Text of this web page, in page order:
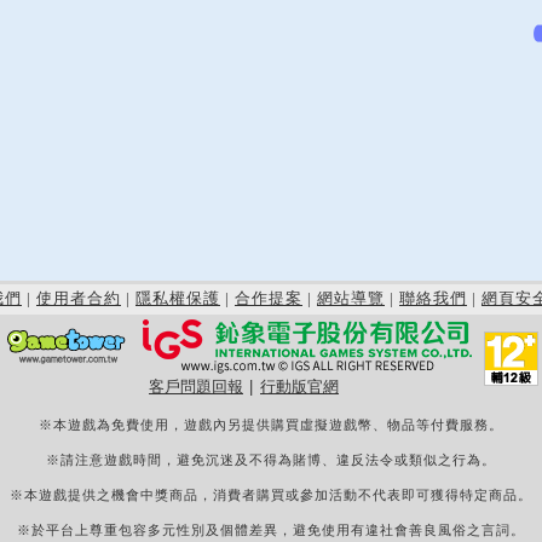
們 | 使用者合約 | 隱私權保護 | 合作提案 | 網站導覽 | 聯絡我們 | 網頁安
客戶問題回報 行動版官網
※本遊戲為免費使用，遊戲內另提供購買虛擬遊戲幣、物品等付費服務。
※請注意遊戲時間，避免沉迷及不得為賭博、違反法令或類似之行為。
※本遊戲提供之機會中獎商品，消費者購買或參加活動不代表即可獲得特定商品。
※於平台上尊重包容多元性別及個體差異，避免使用有違社會善良風俗之言詞。